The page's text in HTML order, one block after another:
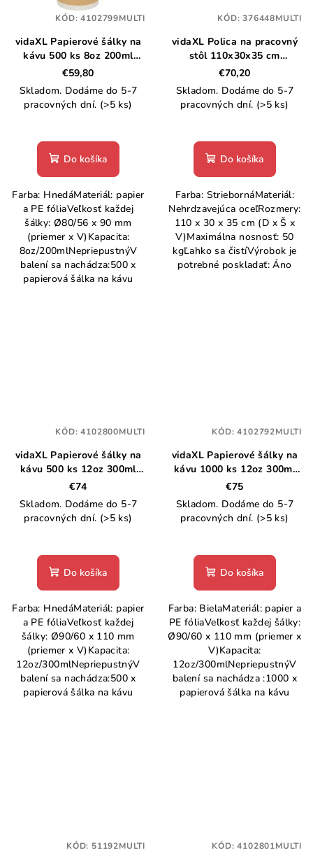
vidaXL Papierové šálky na
kávu 500 ks 8oz 200ml
hnedá
€59,80
Skladom. Dodáme do 5-7
pracovných dní. (>5 ks)
Do košíka
Farba: HnedáMateriál: papier
a PE fóliaVeľkosť každej
šálky: Ø80/56 x 90 mm
(priemer x V)Kapacita:
8oz/200mlNepriepustnýV
balení sa nachádza:500 x
papierová šálka na kávu
KÓD:4102799MULTI
vidaXL Polica na pracovný
stôl 110x30x35 cm
nehrdzavejúca oceľ
€70,20
Skladom. Dodáme do 5-7
pracovných dní. (>5 ks)
Do košíka
Farba: StriebornáMateriál:
Nehrdzavejúca oceľRozmery:
110 x 30 x 35 cm (D x Š x
V)Maximálna nosnosť: 50
kgĽahko sa čistíVýrobok je
potrebné poskladať: Áno
KÓD:376448MULTI
vidaXL Papierové šálky na
kávu 500 ks 12oz 300ml
hnedá
€74
Skladom. Dodáme do 5-7
pracovných dní. (>5 ks)
Do košíka
Farba: HnedáMateriál: papier
a PE fóliaVeľkosť každej
šálky: Ø90/60 x 110 mm
(priemer x V)Kapacita:
12oz/300mlNepriepustnýV
balení sa nachádza:500 x
papierová šálka na kávu
KÓD:4102800MULTI
vidaXL Papierové šálky na
kávu 1000 ks 12oz 300ml
biela
€75
Skladom. Dodáme do 5-7
pracovných dní. (>5 ks)
Do košíka
Farba: BielaMateriál: papier a
PE fóliaVeľkosť každej šálky:
Ø90/60 x 110 mm (priemer x
V)Kapacita:
12oz/300mlNepriepustnýV
balení sa nachádza :1000 x
papierová šálka na kávu
KÓD:4102792MULTI
KÓD: 51192MULTI KÓD:4102801MULTI